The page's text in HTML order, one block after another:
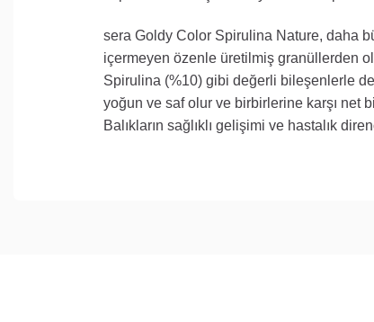
sera Goldy Color Spirulina Nature, daha
içermeyen özenle üretilmiş granüllerden
Spirulina (%10) gibi değerli bileşenlerle
yoğun ve saf olur ve birbirlerine karşı net
Balıkların sağlıklı gelişimi ve hastalık